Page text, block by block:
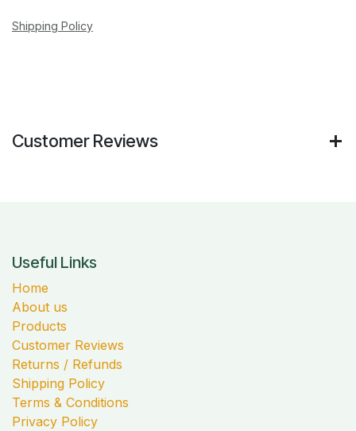
Shipping Policy
Customer Reviews
Useful Links
Home
About us
Products
Customer Reviews
Returns / Refunds
Shipping Policy
Terms & Conditions
Privacy Policy